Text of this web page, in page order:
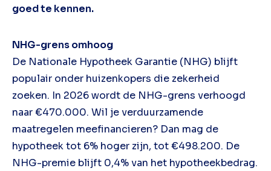
goed te kennen.
NHG-grens omhoog
De Nationale Hypotheek Garantie (NHG) blijft
populair onder huizenkopers die zekerheid
zoeken. In 2026 wordt de NHG-grens verhoogd
naar €470.000. Wil je verduurzamende
maatregelen meefinancieren? Dan mag de
hypotheek tot 6% hoger zijn, tot €498.200. De
NHG-premie blijft 0,4% van het hypotheekbedrag.